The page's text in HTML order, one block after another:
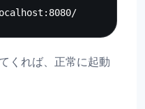
くれば、正常に起動